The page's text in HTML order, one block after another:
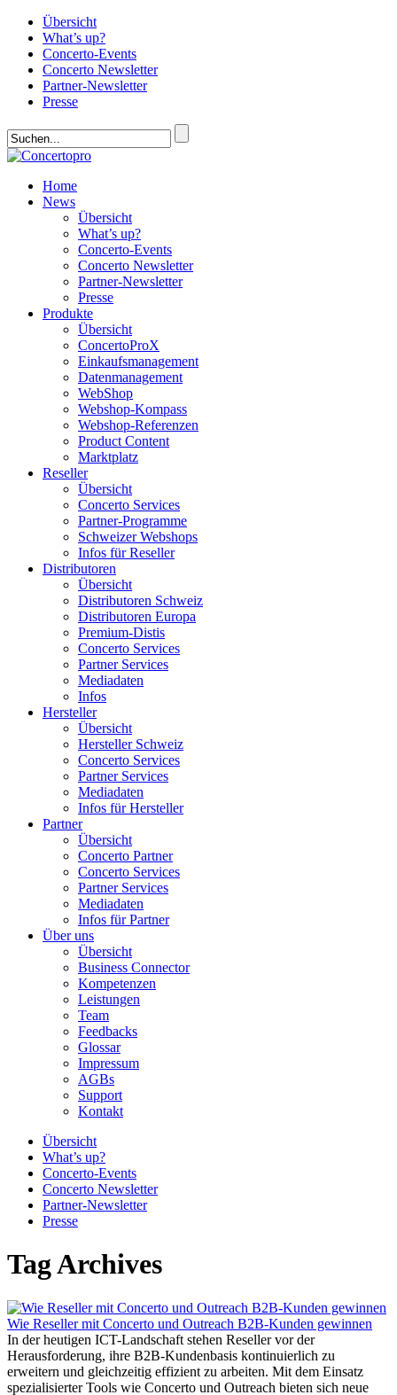
Übersicht
What’s up?
Concerto-Events
Concerto Newsletter
Partner-Newsletter
Presse
Home
News
Übersicht
What’s up?
Concerto-Events
Concerto Newsletter
Partner-Newsletter
Presse
Produkte
Übersicht
ConcertoProX
Einkaufsmanagement
Datenmanagement
WebShop
Webshop-Kompass
Webshop-Referenzen
Product Content
Marktplatz
Reseller
Übersicht
Concerto Services
Partner-Programme
Schweizer Webshops
Infos für Reseller
Distributoren
Übersicht
Distributoren Schweiz
Distributoren Europa
Premium-Distis
Concerto Services
Partner Services
Mediadaten
Infos
Hersteller
Übersicht
Hersteller Schweiz
Concerto Services
Partner Services
Mediadaten
Infos für Hersteller
Partner
Übersicht
Concerto Partner
Concerto Services
Partner Services
Mediadaten
Infos für Partner
Über uns
Übersicht
Business Connector
Kompetenzen
Leistungen
Team
Feedbacks
Glossar
Impressum
AGBs
Support
Kontakt
Übersicht
What’s up?
Concerto-Events
Concerto Newsletter
Partner-Newsletter
Presse
Tag Archives
Wie Reseller mit Concerto und Outreach B2B-Kunden gewinnen
In der heutigen ICT-Landschaft stehen Reseller vor der
Herausforderung, ihre B2B-Kundenbasis kontinuierlich zu
erweitern und gleichzeitig effizient zu arbeiten. Mit dem Einsatz
spezialisierter Tools wie Concerto und Outreach bieten sich neue